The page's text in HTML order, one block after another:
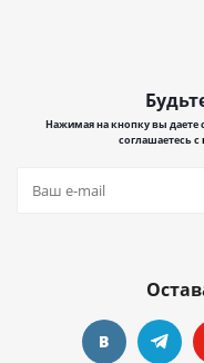
Нажимая на кнопку вы даете
соглашаетесь с